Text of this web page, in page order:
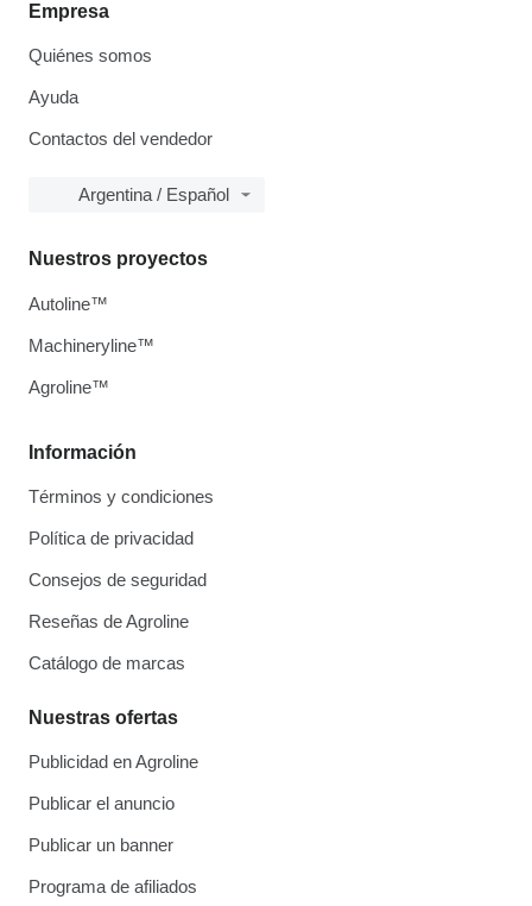
Empresa
Quiénes somos
Ayuda
Contactos del vendedor
Argentina / Español
Información
Términos y condiciones
Política de privacidad
Consejos de seguridad
Reseñas de Agroline
Catálogo de marcas
Nuestras ofertas
Publicidad en Agroline
Publicar el anuncio
Publicar un banner
Programa de afiliados
Nuestros proyectos
Autoline™
Machineryline™
Agroline™